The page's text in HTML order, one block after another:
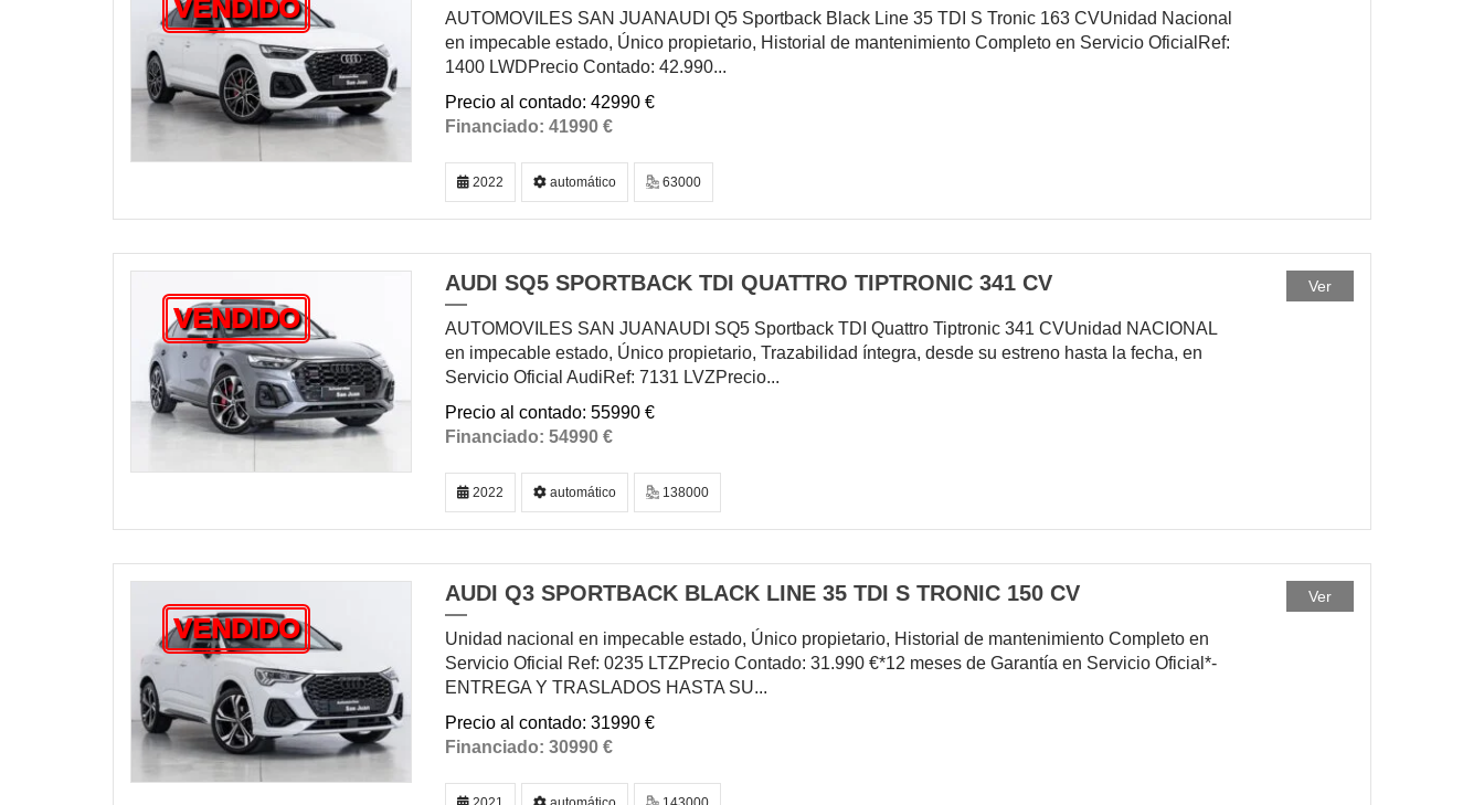
VENDIDO
AUTOMOVILES SAN JUANAUDI Q5 Sportback Black Line 35 TDI S Tronic 163 CVUnidad Nacional
en impecable estado, Único propietario, Historial de mantenimiento Completo en Servicio OficialRef:
1400 LWDPrecio Contado: 42.990...
42990 €
41990 €
2022 automático 63000
VENDIDO
AUDI SQ5 SPORTBACK TDI QUATTRO TIPTRONIC 341 CV
AUTOMOVILES SAN JUANAUDI SQ5 Sportback TDI Quattro Tiptronic 341 CVUnidad NACIONAL
en impecable estado, Único propietario, Trazabilidad íntegra, desde su estreno hasta la fecha, en
Servicio Oficial AudiRef: 7131 LVZPrecio...
55990 €
54990 €
Ver
2022 automático 138000
VENDIDO
AUDI Q3 SPORTBACK BLACK LINE 35 TDI S TRONIC 150 CV
Unidad nacional en impecable estado, Único propietario, Historial de mantenimiento Completo en
Servicio Oficial Ref: 0235 LTZPrecio Contado: 31.990 €*12 meses de Garantía en Servicio Oficial*-
ENTREGA Y TRASLADOS HASTA SU...
31990 €
30990 €
Ver